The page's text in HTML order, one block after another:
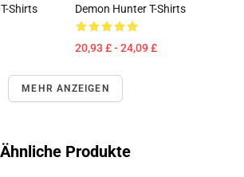
Shirts
Demon Hunter T-Shirts
20,93 £ - 24,09 £
MEHR ANZEIGEN
Ähnliche Produkte